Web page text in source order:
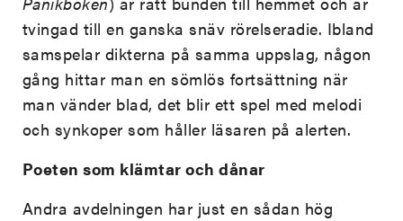
tvingad till en ganska snäv rörelseradie. Ibland
samspelar dikterna på samma uppslag, någon
gång hittar man en sömlös fortsättning när
man vänder blad, det blir ett spel med melodi
och synkoper som håller läsaren på alerten.
Poeten som klämtar och dånar
Andra avdelningen har just en sådan hög